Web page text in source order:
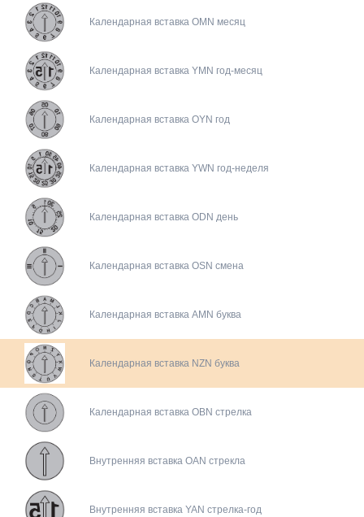
Календарная вставка OMN месяц
Календарная вставка YMN год-месяц
Календарная вставка OYN год
Календарная вставка YWN год-неделя
Календарная вставка ODN день
Календарная вставка OSN смена
Календарная вставка AMN буква
Календарная вставка NZN буква
Календарная вставка OBN стрелка
Внутренняя вставка OAN стрекла
Внутренняя вставка YAN стрелка-год